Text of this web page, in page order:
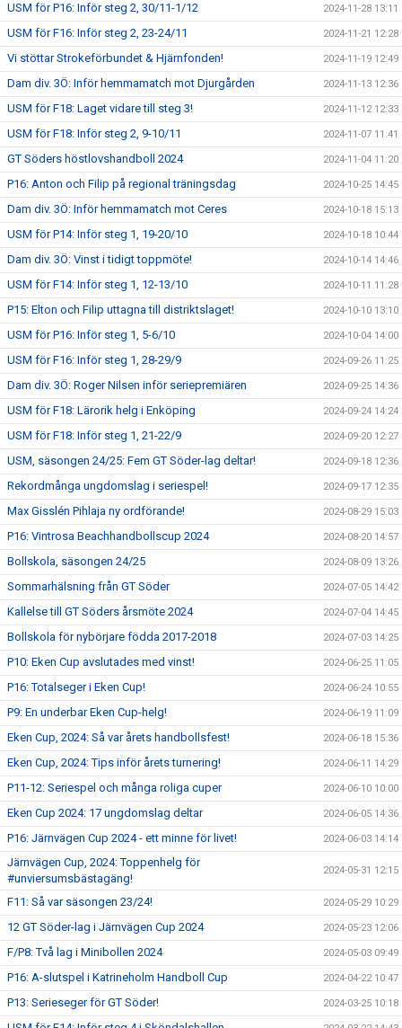
USM för P16: Inför steg 2, 30/11-1/12 2024-11-28 13:11
USM för F16: Inför steg 2, 23-24/11 2024-11-21 12:28
Vi stöttar Strokeförbundet & Hjärnfonden! 2024-11-19 12:49
Dam div. 3Ö: Inför hemmamatch mot Djurgården 2024-11-13 12:36
USM för F18: Laget vidare till steg 3! 2024-11-12 12:33
USM för F18: Inför steg 2, 9-10/11 2024-11-07 11:41
GT Söders höstlovshandboll 2024 2024-11-04 11:20
P16: Anton och Filip på regional träningsdag 2024-10-25 14:45
Dam div. 3Ö: Inför hemmamatch mot Ceres 2024-10-18 15:13
USM för P14: Inför steg 1, 19-20/10 2024-10-18 10:44
Dam div. 3Ö: Vinst i tidigt toppmöte! 2024-10-14 14:46
USM för F14: Inför steg 1, 12-13/10 2024-10-11 11:28
P15: Elton och Filip uttagna till distriktslaget! 2024-10-10 13:10
USM för P16: Inför steg 1, 5-6/10 2024-10-04 14:00
USM för F16: Inför steg 1, 28-29/9 2024-09-26 11:25
Dam div. 3Ö: Roger Nilsen inför seriepremiären 2024-09-25 14:36
USM för F18: Lärorik helg i Enköping 2024-09-24 14:24
USM för F18: Inför steg 1, 21-22/9 2024-09-20 12:27
USM, säsongen 24/25: Fem GT Söder-lag deltar! 2024-09-18 12:36
Rekordmånga ungdomslag i seriespel! 2024-09-17 12:35
Max Gisslén Pihlaja ny ordförande! 2024-08-29 15:03
P16: Vintrosa Beachhandbollscup 2024 2024-08-20 14:57
Bollskola, säsongen 24/25 2024-08-09 13:26
Sommarhälsning från GT Söder 2024-07-05 14:42
Kallelse till GT Söders årsmöte 2024 2024-07-04 14:45
Bollskola för nybörjare födda 2017-2018 2024-07-03 14:25
P10: Eken Cup avslutades med vinst! 2024-06-25 11:05
P16: Totalseger i Eken Cup! 2024-06-24 10:55
P9: En underbar Eken Cup-helg! 2024-06-19 11:09
Eken Cup, 2024: Så var årets handbollsfest! 2024-06-18 15:36
Eken Cup, 2024: Tips inför årets turnering! 2024-06-11 14:29
P11-12: Seriespel och många roliga cuper 2024-06-10 10:00
Eken Cup 2024: 17 ungdomslag deltar 2024-06-05 14:36
P16: Järnvägen Cup 2024 - ett minne för livet! 2024-06-03 14:14
Järnvägen Cup, 2024: Toppenhelg för
#unviersumsbästagäng!
2024-05-31 12:15
F11: Så var säsongen 23/24! 2024-05-29 10:29
12 GT Söder-lag i Järnvägen Cup 2024 2024-05-23 12:06
F/P8: Två lag i Minibollen 2024 2024-05-03 09:49
P16: A-slutspel i Katrineholm Handboll Cup 2024-04-22 10:47
P13: Serieseger för GT Söder! 2024-03-25 10:18